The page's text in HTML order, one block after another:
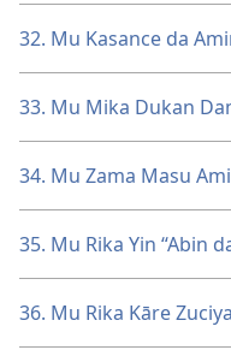
32. Mu Kasance da
33. Mu Mika Dukan
34. Mu Zama Masu
35. Mu Rika Yin “Abin
36. Mu Rika Kāre